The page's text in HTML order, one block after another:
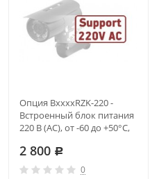
Опция BxxxxRZK-220 -
Встроенный блок питания
220 В (АС), от -60 до +50°С,
2 800 Р
0